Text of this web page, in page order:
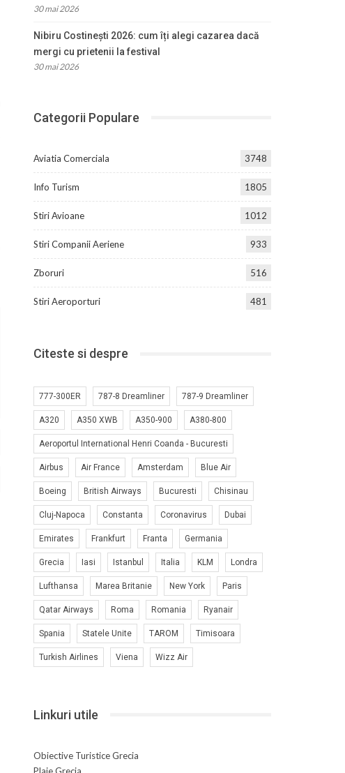
30 mai 2026
Nibiru Costinești 2026: cum îți alegi cazarea dacă
mergi cu prietenii la festival
30 mai 2026
Categorii Populare
Aviatia Comerciala 3748
Info Turism 1805
Stiri Avioane 1012
Stiri Companii Aeriene 933
Zboruri 516
Stiri Aeroporturi 481
Citeste si despre
777-300ER 787-8 Dreamliner 787-9 Dreamliner
A320 A350 XWB A350-900 A380-800
Aeroportul International Henri Coanda - Bucuresti
Airbus Air France Amsterdam Blue Air
Boeing British Airways Bucuresti Chisinau
Cluj-Napoca Constanta Coronavirus Dubai
Emirates Frankfurt Franta Germania
Grecia Iasi Istanbul Italia KLM Londra
Lufthansa Marea Britanie New York Paris
Qatar Airways Roma Romania Ryanair
Spania Statele Unite TAROM Timisoara
Turkish Airlines Viena Wizz Air
Linkuri utile
Obiective Turistice Grecia
Plaje Grecia